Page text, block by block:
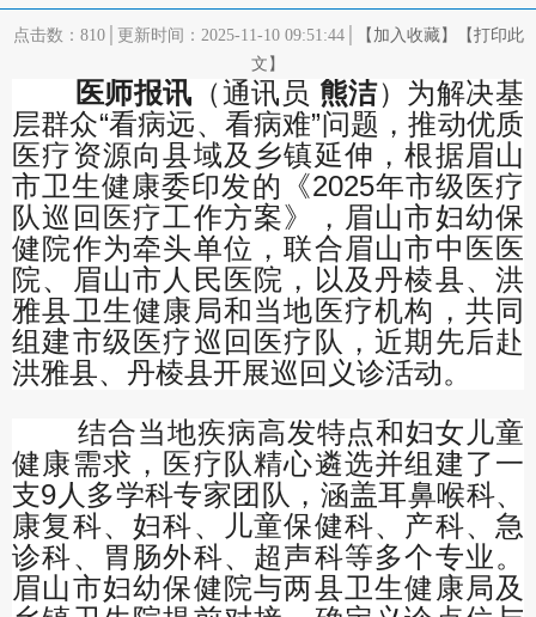
点击数：810│更新时间：2025-11-10 09:51:44│ 【加入收藏】
【打印此
文】
医师报讯 （通讯员 熊洁）为解决基
层群众“看病远、看病难”问题，推动优质
医疗资源向县域及乡镇延伸，根据眉山
市卫生健康委印发的《2025年市级医疗
队巡回医疗工作方案》，眉山市妇幼保
健院作为牵头单位，联合眉山市中医医
院、眉山市人民医院，以及丹棱县、洪
雅县卫生健康局和当地医疗机构，共同
组建市级医疗巡回医疗队，近期先后赴
洪雅县、丹棱县开展巡回义诊活动。
结合当地疾病高发特点和妇女儿童
健康需求，医疗队精心遴选并组建了一
支9人多学科专家团队，涵盖耳鼻喉科、
康复科、妇科、儿童保健科、产科、急
诊科、胃肠外科、超声科等多个专业。
眉山市妇幼保健院与两县卫生健康局及